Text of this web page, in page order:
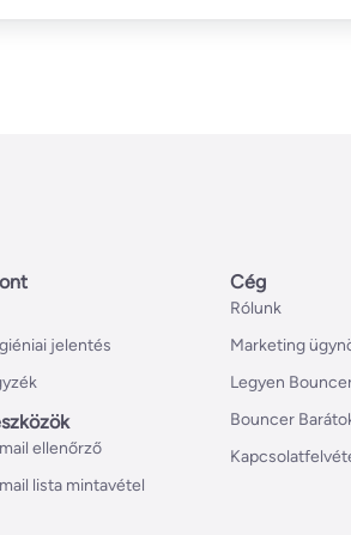
jelentés
ellenőrző
lista mintavétel
Cég
Rólunk
Marketing
Legyen
Bouncer